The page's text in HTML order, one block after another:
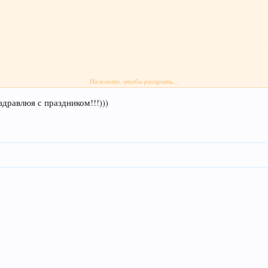
Нажмите, чтобы раскрыть...
с праздником!!!)))